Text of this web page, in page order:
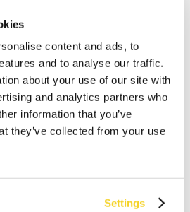
content and ads, to
and to analyse our traffic.
about your use of our site with
and analytics partners who
information that you’ve
they’ve collected from your use
Settings